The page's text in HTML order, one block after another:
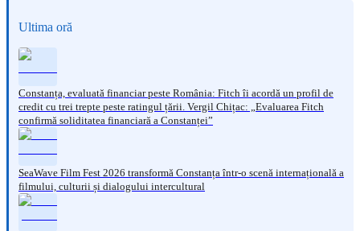
Ultima oră
Constanța, evaluată financiar peste România: Fitch îi acordă un profil de
credit cu trei trepte peste ratingul țării. Vergil Chițac: „Evaluarea Fitch
confirmă soliditatea financiară a Constanței”
SeaWave Film Fest 2026 transformă Constanța într-o scenă internațională a
filmului, culturii și dialogului intercultural